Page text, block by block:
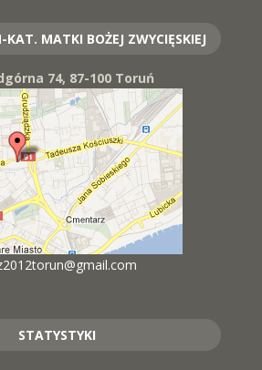
KAT. MATKI BOŻEJ ZWYCIĘSKIEJ
74, 87-100 Toruń
STATYSTYKI